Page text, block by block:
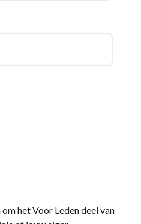
het Voor Leden deel van